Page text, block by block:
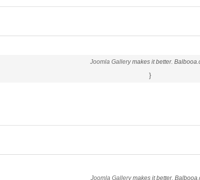
Joomla Gallerymakes it better.
}
Joomla Gallerymakes it better.